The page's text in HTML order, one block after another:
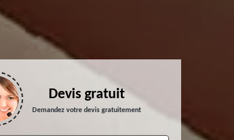
Devis gratuit
Demandez votre devis gratuitement